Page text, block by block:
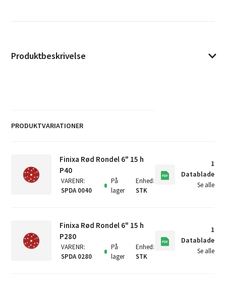
Produktbeskrivelse
PRODUKTVARIATIONER
Finixa Rød Rondel 6" 15 h
P40
VARENR:
SPDA 0040
På
lager
Enhed:
STK
1
Datablade
Se alle
Finixa Rød Rondel 6" 15 h
P280
VARENR:
SPDA 0280
På
lager
Enhed:
STK
1
Datablade
Se alle